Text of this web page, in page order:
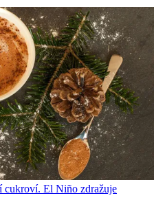
cukroví. El Niño zdražuje